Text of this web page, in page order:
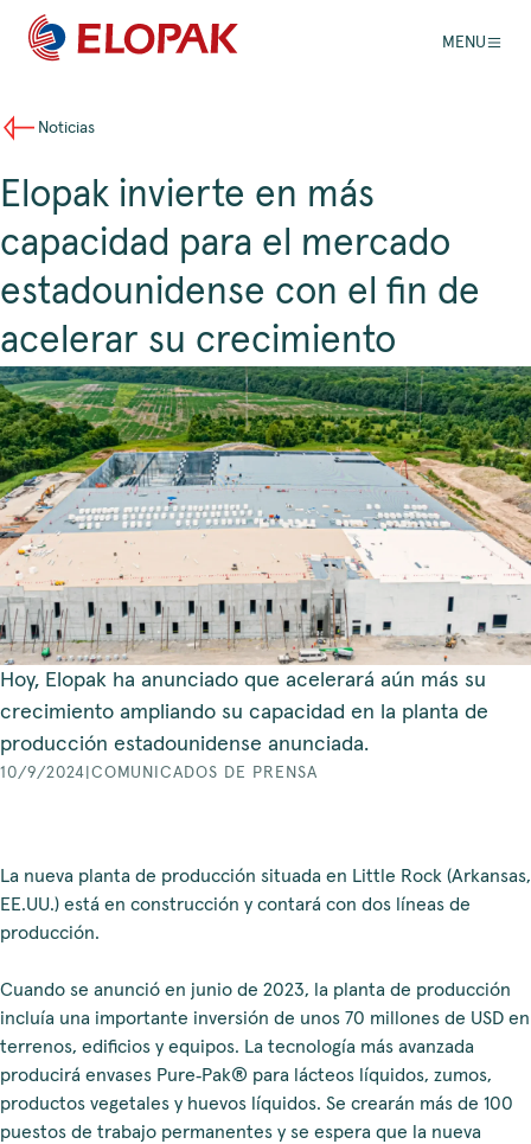
MENU
Noticias
Elopak invierte en más
capacidad para el mercado
estadounidense con el fin de
acelerar su crecimiento
Hoy, Elopak ha anunciado que acelerará aún más su
crecimiento ampliando su capacidad en la planta de
producción estadounidense anunciada.
10/9/2024 COMUNICADOS DE PRENSA
La nueva planta de producción situada en Little Rock (Arkansas,
EE.UU.) está en construcción y contará con dos líneas de
producción.
Cuando se anunció en junio de 2023, la planta de producción
incluía una importante inversión de unos 70 millones de USD en
terrenos, edificios y equipos. La tecnología más avanzada
producirá envases Pure‑Pak® para lácteos líquidos, zumos,
productos vegetales y huevos líquidos. Se crearán más de 100
puestos de trabajo permanentes y se espera que la nueva